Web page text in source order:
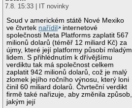
7.8. 15:33 | IT novinky
Soud v americkém státě Nové Mexiko
ve čtvrtek nařídil
internetové
společnosti Meta Platforms zaplatit 567
milionů dolarů (téměř 12 miliard Kč) za
újmy, které její platformy působí mladým
lidem. S přihlédnutím k dřívějšímu
verdiktu tak má společnost celkem
zaplatit 942 milionů dolarů, což je malý
zlomek jejího ročního výnosu, který loni
činil 60 miliard dolarů. Čtvrteční verdikt
firmě také nařizuje, aby změnila způsob,
jakým její